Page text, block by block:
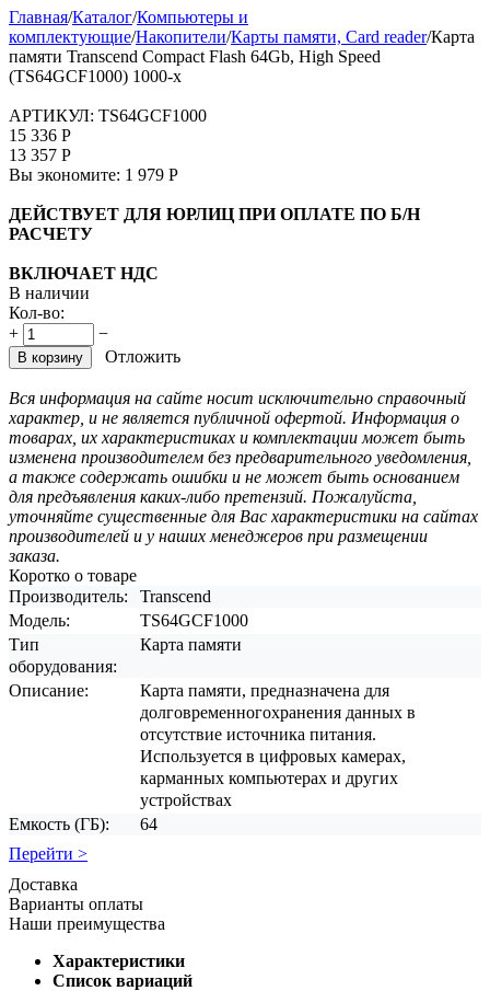
Главная/Каталог/Компьютеры и
комплектующие/Накопители/Карты памяти, Card reader/Карта
памяти Transcend Compact Flash 64Gb, High Speed
(TS64GCF1000) 1000-x
АРТИКУЛ: TS64GCF1000
15 336 Р
13 357 Р
Вы экономите: 1 979 Р
ДЕЙСТВУЕТ ДЛЯ ЮРЛИЦ ПРИ ОПЛАТЕ ПО Б/Н
РАСЧЕТУ
ВКЛЮЧАЕТ НДС
В наличии
Кол-во:
+
−
В корзину Отложить
Вся информация на сайте носит исключительно справочный
характер, и не является публичной офертой. Информация о
товарах, их характеристиках и комплектации может быть
изменена производителем без предварительного уведомления,
а также содержать ошибки и не может быть основанием
для предъявления каких-либо претензий. Пожалуйста,
уточняйте существенные для Вас характеристики на сайтах
производителей и у наших менеджеров при размещении
заказа.
Коротко о товаре
Производитель:
Transcend
Модель:
TS64GCF1000
Тип
оборудования:
Карта памяти
Описание:
Карта памяти, предназначена для
долговременногохранения данных в
отсутствие источника питания.
Используется в цифровых камерах,
карманных компьютерах и других
устройствах
Емкость (ГБ):
64
Перейти >
Доставка
Варианты оплаты
Наши преимущества
Характеристики
Список вариаций